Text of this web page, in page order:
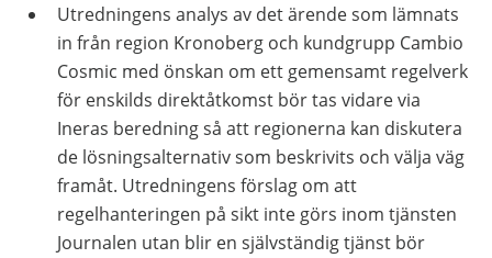
Utredningens analys av det ärende som lämnats
in från region Kronoberg och kundgrupp Cambio
Cosmic med önskan om ett gemensamt regelverk
för enskilds direktåtkomst bör tas vidare via
Ineras beredning så att regionerna kan diskutera
de lösningsalternativ som beskrivits och välja väg
framåt. Utredningens förslag om att
regelhanteringen på sikt inte görs inom tjänsten
Journalen utan blir en självständig tjänst bör